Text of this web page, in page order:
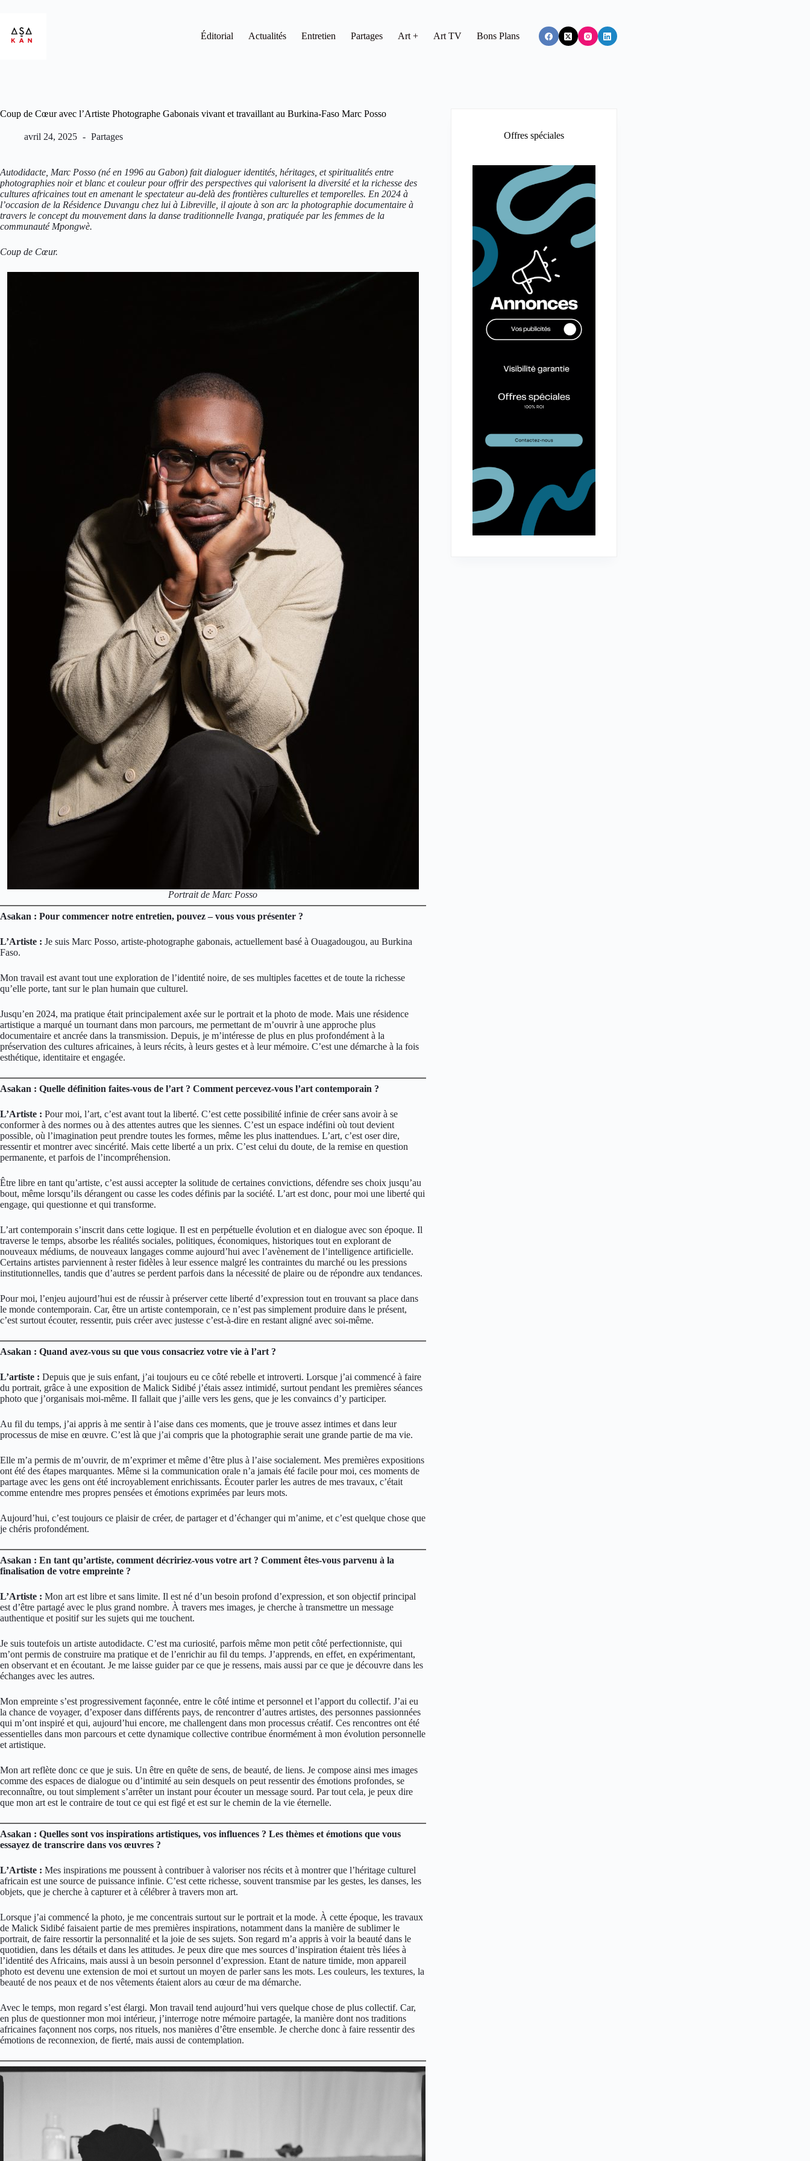
Éditorial Actualités Entretien Partages Art + Art TV Bons Plans
Coup de Cœur avec l’Artiste Photographe Gabonais vivant et travaillant au Burkina-Faso Marc Posso
avril 24, 2025 Partages
Autodidacte, Marc Posso (né en 1996 au Gabon) fait dialoguer identités, héritages, et spiritualités entre
photographies noir et blanc et couleur pour offrir des perspectives qui valorisent la diversité et la richesse des
cultures africaines tout en amenant le spectateur au-delà des frontières culturelles et temporelles. En 2024 à
l’occasion de la Résidence Duvangu chez lui à Libreville, il ajoute à son arc la photographie documentaire à
travers le concept du mouvement dans la danse traditionnelle Ivanga, pratiquée par les femmes de la
communauté Mpongwè.
Coup de Cœur.
Portrait de Marc Posso
Asakan : Pour commencer notre entretien, pouvez – vous vous présenter ?
L’Artiste : Je suis Marc Posso, artiste-photographe gabonais, actuellement basé à Ouagadougou, au Burkina
Faso.
Mon travail est avant tout une exploration de l’identité noire, de ses multiples facettes et de toute la richesse
qu’elle porte, tant sur le plan humain que culturel.
Jusqu’en 2024, ma pratique était principalement axée sur le portrait et la photo de mode. Mais une résidence
artistique a marqué un tournant dans mon parcours, me permettant de m’ouvrir à une approche plus
documentaire et ancrée dans la transmission. Depuis, je m’intéresse de plus en plus profondément à la
préservation des cultures africaines, à leurs récits, à leurs gestes et à leur mémoire. C’est une démarche à la fois
esthétique, identitaire et engagée.
Asakan : Quelle définition faites-vous de l’art ? Comment percevez-vous l’art contemporain ?
L’Artiste : Pour moi, l’art, c’est avant tout la liberté. C’est cette possibilité infinie de créer sans avoir à se
conformer à des normes ou à des attentes autres que les siennes. C’est un espace indéfini où tout devient
possible, où l’imagination peut prendre toutes les formes, même les plus inattendues. L’art, c’est oser dire,
ressentir et montrer avec sincérité. Mais cette liberté a un prix. C’est celui du doute, de la remise en question
permanente, et parfois de l’incompréhension.
Être libre en tant qu’artiste, c’est aussi accepter la solitude de certaines convictions, défendre ses choix jusqu’au
bout, même lorsqu’ils dérangent ou casse les codes définis par la société. L’art est donc, pour moi une liberté qui
engage, qui questionne et qui transforme.
L’art contemporain s’inscrit dans cette logique. Il est en perpétuelle évolution et en dialogue avec son époque. Il
traverse le temps, absorbe les réalités sociales, politiques, économiques, historiques tout en explorant de
nouveaux médiums, de nouveaux langages comme aujourd’hui avec l’avènement de l’intelligence artificielle.
Certains artistes parviennent à rester fidèles à leur essence malgré les contraintes du marché ou les pressions
institutionnelles, tandis que d’autres se perdent parfois dans la nécessité de plaire ou de répondre aux tendances.
Pour moi, l’enjeu aujourd’hui est de réussir à préserver cette liberté d’expression tout en trouvant sa place dans
le monde contemporain. Car, être un artiste contemporain, ce n’est pas simplement produire dans le présent,
c’est surtout écouter, ressentir, puis créer avec justesse c’est-à-dire en restant aligné avec soi-même.
Asakan : Quand avez-vous su que vous consacriez votre vie à l’art ?
L’artiste : Depuis que je suis enfant, j’ai toujours eu ce côté rebelle et introverti. Lorsque j’ai commencé à faire
du portrait, grâce à une exposition de Malick Sidibé j’étais assez intimidé, surtout pendant les premières séances
photo que j’organisais moi-même. Il fallait que j’aille vers les gens, que je les convaincs d’y participer.
Au fil du temps, j’ai appris à me sentir à l’aise dans ces moments, que je trouve assez intimes et dans leur
processus de mise en œuvre. C’est là que j’ai compris que la photographie serait une grande partie de ma vie.
Elle m’a permis de m’ouvrir, de m’exprimer et même d’être plus à l’aise socialement. Mes premières expositions
ont été des étapes marquantes. Même si la communication orale n’a jamais été facile pour moi, ces moments de
partage avec les gens ont été incroyablement enrichissants. Écouter parler les autres de mes travaux, c’était
comme entendre mes propres pensées et émotions exprimées par leurs mots.
Aujourd’hui, c’est toujours ce plaisir de créer, de partager et d’échanger qui m’anime, et c’est quelque chose que
je chéris profondément.
Asakan : En tant qu’artiste, comment décririez-vous votre art ? Comment êtes-vous parvenu à la
finalisation de votre empreinte ?
L’Artiste : Mon art est libre et sans limite. Il est né d’un besoin profond d’expression, et son objectif principal
est d’être partagé avec le plus grand nombre. À travers mes images, je cherche à transmettre un message
authentique et positif sur les sujets qui me touchent.
Je suis toutefois un artiste autodidacte. C’est ma curiosité, parfois même mon petit côté perfectionniste, qui
m’ont permis de construire ma pratique et de l’enrichir au fil du temps. J’apprends, en effet, en expérimentant,
en observant et en écoutant. Je me laisse guider par ce que je ressens, mais aussi par ce que je découvre dans les
échanges avec les autres.
Mon empreinte s’est progressivement façonnée, entre le côté intime et personnel et l’apport du collectif. J’ai eu
la chance de voyager, d’exposer dans différents pays, de rencontrer d’autres artistes, des personnes passionnées
qui m’ont inspiré et qui, aujourd’hui encore, me challengent dans mon processus créatif. Ces rencontres ont été
essentielles dans mon parcours et cette dynamique collective contribue énormément à mon évolution personnelle
et artistique.
Mon art reflète donc ce que je suis. Un être en quête de sens, de beauté, de liens. Je compose ainsi mes images
comme des espaces de dialogue ou d’intimité au sein desquels on peut ressentir des émotions profondes, se
reconnaître, ou tout simplement s’arrêter un instant pour écouter un message sourd. Par tout cela, je peux dire
que mon art est le contraire de tout ce qui est figé et est sur le chemin de la vie éternelle.
Asakan : Quelles sont vos inspirations artistiques, vos influences ? Les thèmes et émotions que vous
essayez de transcrire dans vos œuvres ?
L’Artiste : Mes inspirations me poussent à contribuer à valoriser nos récits et à montrer que l’héritage culturel
africain est une source de puissance infinie. C’est cette richesse, souvent transmise par les gestes, les danses, les
objets, que je cherche à capturer et à célébrer à travers mon art.
Lorsque j’ai commencé la photo, je me concentrais surtout sur le portrait et la mode. À cette époque, les travaux
de Malick Sidibé faisaient partie de mes premières inspirations, notamment dans la manière de sublimer le
portrait, de faire ressortir la personnalité et la joie de ses sujets. Son regard m’a appris à voir la beauté dans le
quotidien, dans les détails et dans les attitudes. Je peux dire que mes sources d’inspiration étaient très liées à
l’identité des Africains, mais aussi à un besoin personnel d’expression. Etant de nature timide, mon appareil
photo est devenu une extension de moi et surtout un moyen de parler sans les mots. Les couleurs, les textures, la
beauté de nos peaux et de nos vêtements étaient alors au cœur de ma démarche.
Avec le temps, mon regard s’est élargi. Mon travail tend aujourd’hui vers quelque chose de plus collectif. Car,
en plus de questionner mon moi intérieur, j’interroge notre mémoire partagée, la manière dont nos traditions
africaines façonnent nos corps, nos rituels, nos manières d’être ensemble. Je cherche donc à faire ressentir des
émotions de reconnexion, de fierté, mais aussi de contemplation.
Offres spéciales